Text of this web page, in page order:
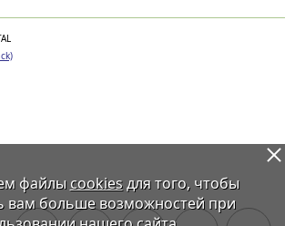
файлы cookiesдля того, чтобы
вам больше возможностей при